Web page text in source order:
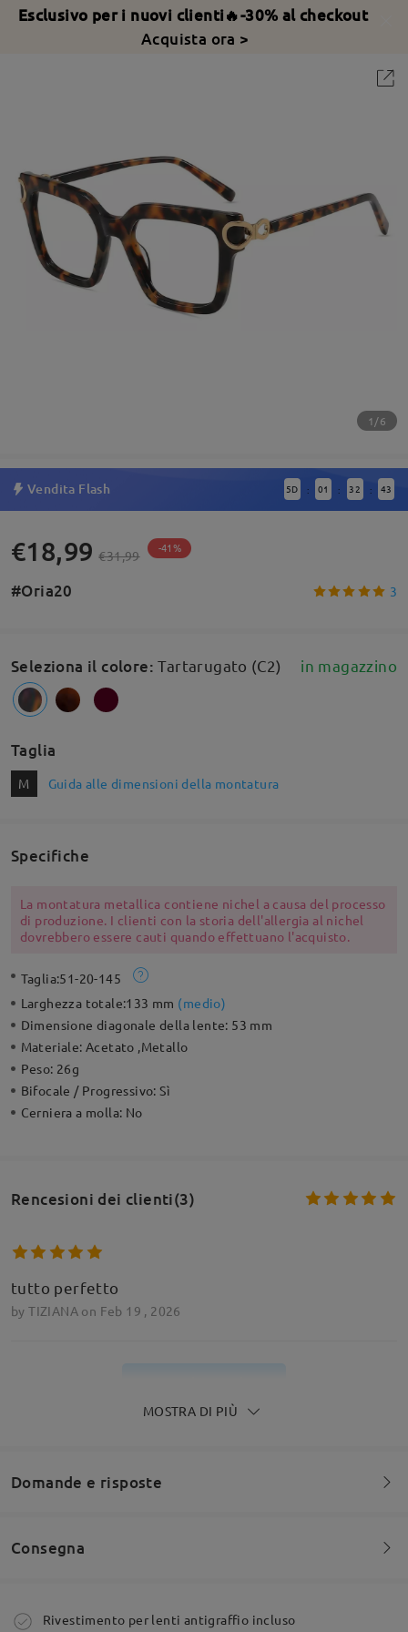
Esclusivo per i nuovi clienti🔥-30% al checkout
Acquista ora >
1/6
Vendita Flash 5D : 01 : 32 : 42
€18,99 €31,99 -41%
#Oria20 3
Seleziona il colore:Tartarugato (C2) in magazzino
Taglia
M Guida alle dimensioni della montatura
Specifiche
La montatura metallica contiene nichel a causa del processo
di produzione. I clienti con la storia dell'allergia al nichel
dovrebbero essere cauti quando effettuano l'acquisto.
Taglia:51-20-145
Larghezza totale:133 mm (medio)
Dimensione diagonale della lente: 53 mm
Materiale:Acetato ,Metallo
Peso: 26g
Bifocale / Progressivo:Sì
Cerniera a molla: No
Rencesioni dei clienti(3)
tutto perfetto
by TIZIANA on Feb 19 , 2026
recensioni
MOSTRA DI PIÙ
Domande e risposte
Siete invitati a lasciare qualsiasi commento sulla montatura.
Consegna
Ordine effettuato
Rivestimento per lenti antigraffio incluso